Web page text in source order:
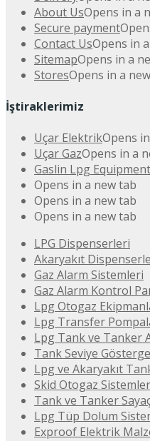
About UsOpens in a
Secure payment
Contact UsOpens in
SitemapOpens in a
StoresOpens in a
İştiraklerimiz
Uçar ElektrikOpens
Uçar GazOpens in a
Gaslin Lpg
Opens in a new tab
Opens in a new tab
Opens in a new tab
LPG Dispenserleri
Akaryakıt
Gaz Alarm Sistemleri
Gaz Alarm Kontrol
Lpg Otogaz
Lpg Transfer
Lpg Tank ve Tanker
Tank Seviye
Lpg ve Akaryakıt
Skid Otogaz
Tank ve Tanker
Lpg Tüp Dolum
Exproof Elektrik